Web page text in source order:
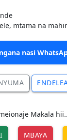
mtama na
nasi
Makala
MBAYA